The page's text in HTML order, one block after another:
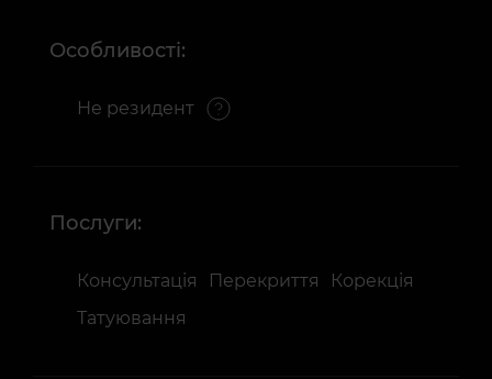
Особливості:
Не резидент
Послуги:
Консультація Перекриття
Корекція
Татуювання